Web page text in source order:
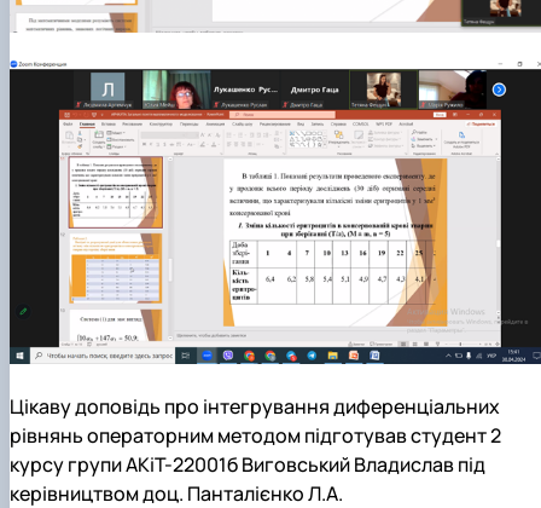
Цікаву доповідь про інтегрування диференціальних
рівнянь операторним методом підготував студент 2
курсу групи АКіТ-22001б Виговський Владислав під
керівництвом доц. Панталієнко Л.А.